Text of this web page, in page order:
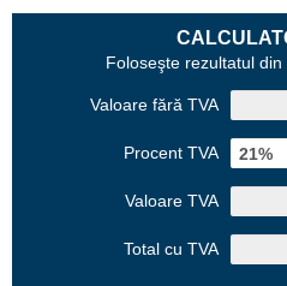
Foloseşte rezultatul
Valoare fără TVA
Procent TVA
Valoare TVA
Total cu TVA